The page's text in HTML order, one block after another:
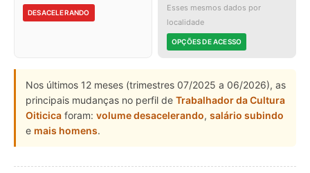
DESACELERANDO
Esses mesmos dados por
localidade
OPÇÕES DE ACESSO
Nos últimos 12 meses (trimestres 07/2025 a 06/2026), as
principais mudanças no perfil de Trabalhador da Cultura
Oiticica foram: volume desacelerando, salário subindo
e mais homens.